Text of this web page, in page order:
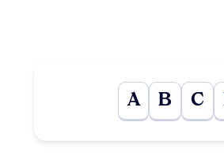
A B C